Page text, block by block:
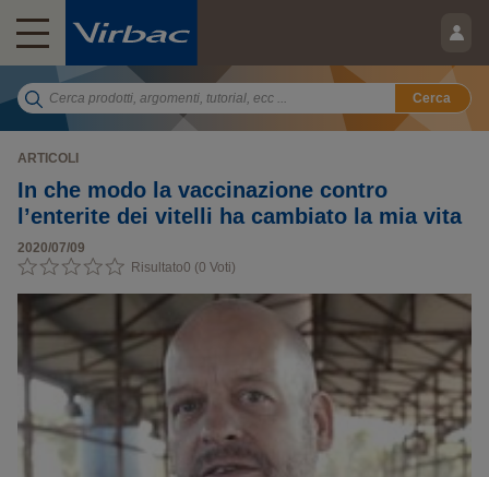
Cerca
ARTICOLI
In che modo la vaccinazione contro
l’enterite dei vitelli ha cambiato la mia vita
2020/07/09
Risultato0 (0 Voti)